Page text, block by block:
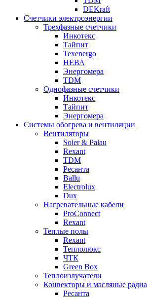
DEKraft
Счетчики электроэнергии
Трехфазные счетчики
Инкотекс
Тайпит
Texenergo
НЕВА
Энергомера
TDM
Однофазные счетчики
Инкотекс
Тайпит
Энергомера
Системы обогрева и вентиляции
Вентиляторы
Soler & Palau
Rexant
TDM
Ресанта
Ballu
Electrolux
Dux
Нагревательные кабели
ProConnect
Rexant
Теплые полы
Rexant
Теплолюкс
ЧТК
Green Box
Теплоизлучатели
Конвекторы и масляные
Ресанта